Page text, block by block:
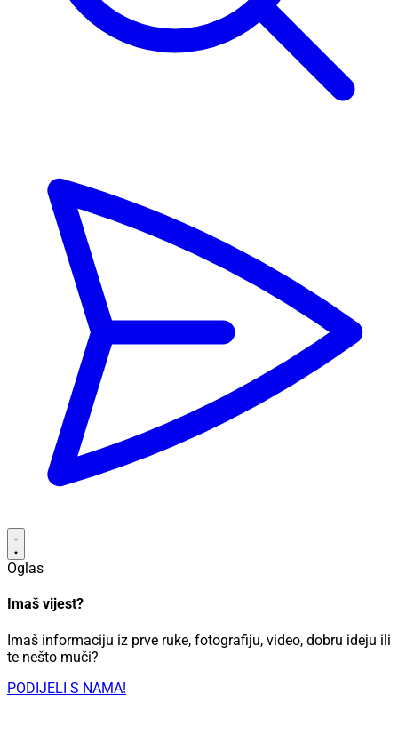
Oglas
Imaš vijest?
Imaš informaciju iz prve ruke, fotografiju, video, dobru ideju ili
te nešto muči?
PODIJELI S NAMA!